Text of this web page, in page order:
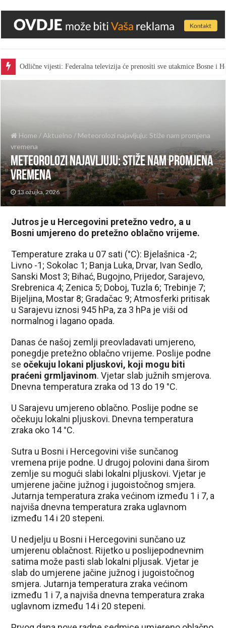
Odlične vijesti: Federalna televizija će prenositi sve utakmice Bosne i
Home / Aktuelno / Meteorolozi najavljuju: Stiže nam promjena
vremena
Meteorolozi najavljuju: Stiže nam promjena
vremena
13 ožujka, 2026
Jutros je u Hercegovini pretežno vedro, a u
Bosni umjereno do pretežno oblačno vrijeme.
Temperature zraka u 07 sati (°C): Bjelašnica -2;
Livno -1; Sokolac 1; Banja Luka, Drvar, Ivan Sedlo,
Sanski Most 3; Bihać, Bugojno, Prijedor, Sarajevo,
Srebrenica 4; Zenica 5; Doboj, Tuzla 6; Trebinje 7;
Bijeljina, Mostar 8; Gradačac 9; Atmosferki pritisak
u Sarajevu iznosi 945 hPa, za 3 hPa je viši od
normalnog i lagano opada.
Danas će našoj zemlji preovladavati umjereno,
ponegdje pretežno oblačno vrijeme. Poslije podne
se očekuju lokani pljuskovi, koji mogu biti
praćeni grmljavinom. Vjetar slab južnih smjerova.
Dnevna temperatura zraka od 13 do 19 °C.
U Sarajevu umjereno oblačno. Poslije podne se
očekuju lokalni pljuskovi. Dnevna temperatura
zraka oko 14 °C.
Sutra u Bosni i Hercegovini više sunčanog
vremena prije podne. U drugoj polovini dana širom
zemlje su mogući slabi lokalni pljuskovi. Vjetar je
umjerene jačine južnog i jugoistočnog smjera.
Jutarnja temperatura zraka većinom između 1 i 7, a
najviša dnevna temperatura zraka uglavnom
između 14 i 20 stepeni.
U nedjelju u Bosni i Hercegovini sunčano uz
umjerenu oblačnost. Rijetko u poslijepodnevnim
satima može pasti slab lokalni pljusak. Vjetar je
slab do umjerene jačine južnog i jugoistočnog
smjera. Jutarnja temperatura zraka većinom
između 1 i 7, a najviša dnevna temperatura zraka
uglavnom između 14 i 20 stepeni.